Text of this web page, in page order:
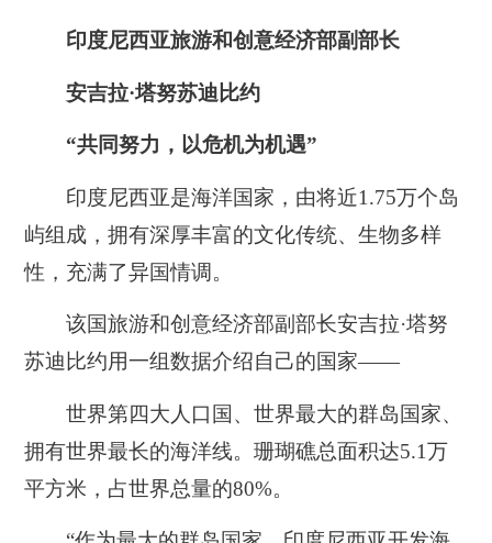
印度尼西亚旅游和创意经济部副部长
安吉拉·塔努苏迪比约
“共同努力，以危机为机遇”
印度尼西亚是海洋国家，由将近1.75万个岛
屿组成，拥有深厚丰富的文化传统、生物多样
性，充满了异国情调。
该国旅游和创意经济部副部长安吉拉·塔努
苏迪比约用一组数据介绍自己的国家——
世界第四大人口国、世界最大的群岛国家、
拥有世界最长的海洋线。珊瑚礁总面积达5.1万
平方米，占世界总量的80%。